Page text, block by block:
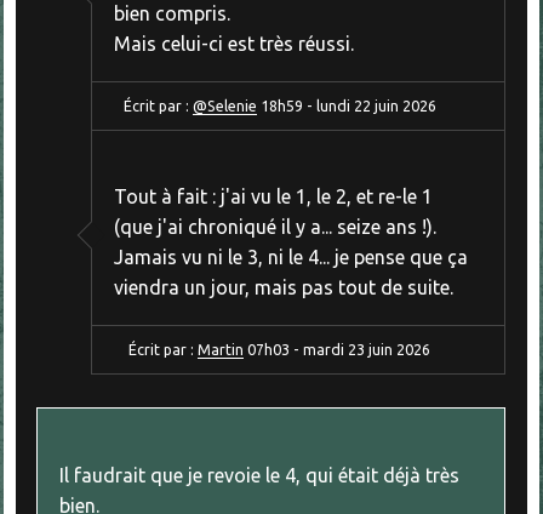
bien compris.
Mais celui-ci est très réussi.
Écrit par : @Selenie 18h59 - lundi 22 juin 2026
Tout à fait : j'ai vu le 1, le 2, et re-le 1
(que j'ai chroniqué il y a... seize ans !).
Jamais vu ni le 3, ni le 4... je pense que ça
viendra un jour, mais pas tout de suite.
Écrit par :Martin 07h03 -mardi 23 juin 2026
Il faudrait que je revoie le 4, qui était déjà très
bien.